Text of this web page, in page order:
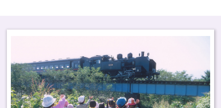
容、跨語言溝通、實作及（非）認
程發展與推動進程。